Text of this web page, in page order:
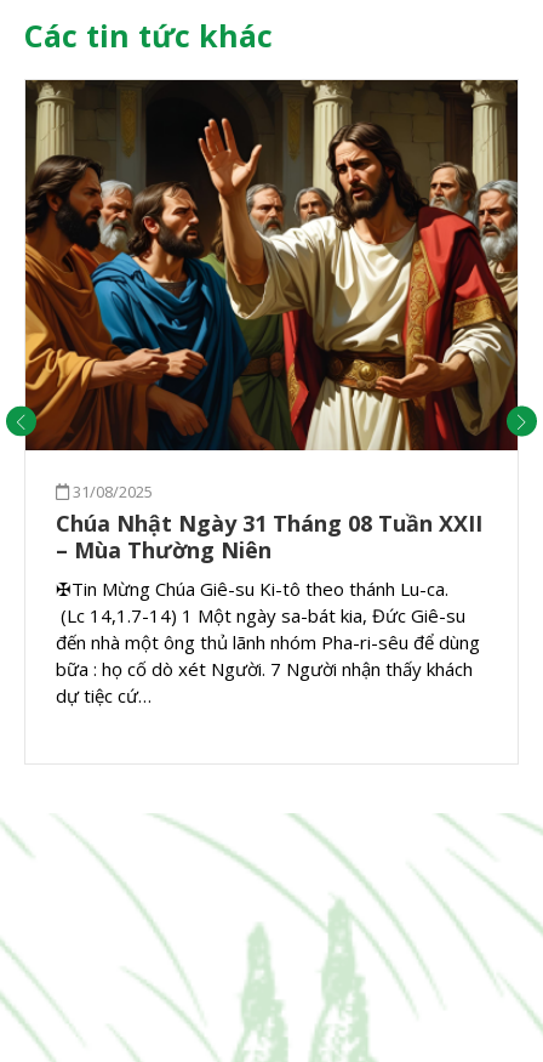
Các tin tức khác
31/08/2025
Chúa Nhật Ngày 31 Tháng 08 Tuần XXII
– Mùa Thường Niên
✠Tin Mừng Chúa Giê-su Ki-tô theo thánh Lu-ca.
(Lc 14,1.7-14) 1 Một ngày sa-bát kia, Đức Giê-su
đến nhà một ông thủ lãnh nhóm Pha-ri-sêu để dùng
bữa : họ cố dò xét Người. 7 Người nhận thấy khách
dự tiệc cứ…